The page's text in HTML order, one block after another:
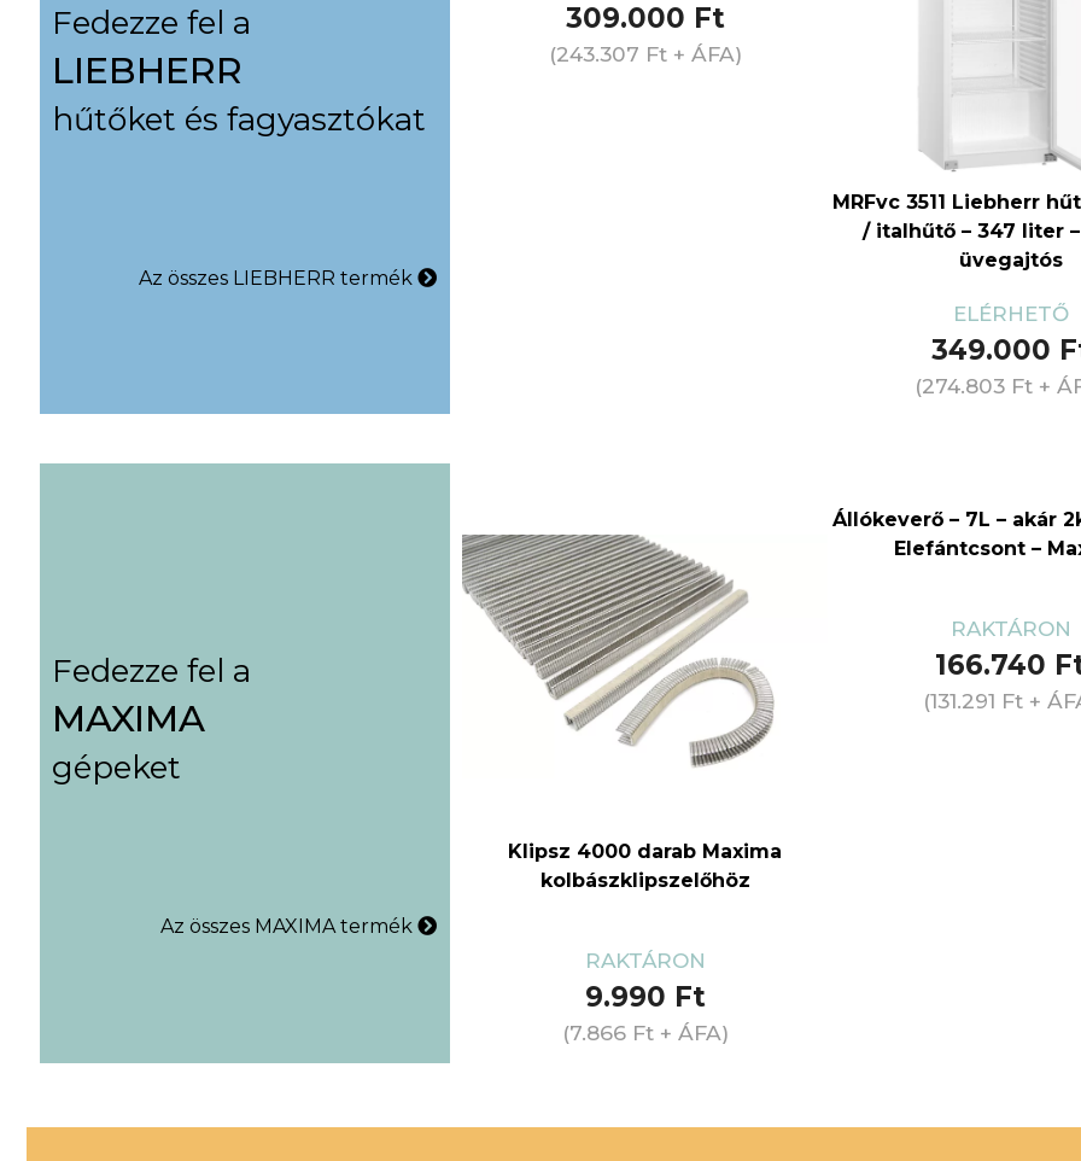
Fedezze fel a
LIEBHERR
hűtőket és fagyasztókat
Az összes LIEBHERR termék
309.000 Ft
(243.307 Ft+ ÁFA)
ELÉRHETŐ
MRFvc 3511 Liebherr
/ italhűtő – 347 liter
üvegajtós
349.000
(274.803 Ft+
Fedezze fel a
MAXIMA
gépeket
Az összes MAXIMA termék
RAKTÁRON
Klipsz 4000 darab Maxima
kolbászklipszelőhöz
9.990 Ft
(7.866 Ft+ ÁFA)
RAKTÁRON
Állókeverő – 7L – akár
Elefántcsont –
166.740
(131.291 Ft +